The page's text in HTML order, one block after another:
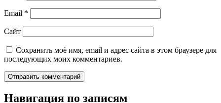
Email *
Сайт
Сохранить моё имя, email и адрес сайта в этом браузере для
последующих моих комментариев.
Навигация по записям